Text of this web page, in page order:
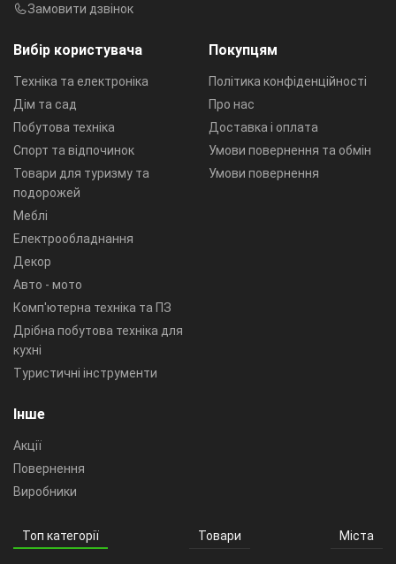
Вибір користувача
Техніка та електроніка
Дім та сад
Побутова техніка
Спорт та відпочинок
Товари для туризму та
подорожей
Меблі
Електрообладнання
Декор
Авто - мото
Комп'ютерна техніка та ПЗ
Дрібна побутова техніка для
кухні
Туристичні інструменти
Покупцям
Політика конфіденційності
Про нас
Доставка і оплата
Умови повернення та обмін
Умови повернення
Інше
Акції
Повернення
Виробники
Замовити дзвінок
Топ категорії Товари Міста